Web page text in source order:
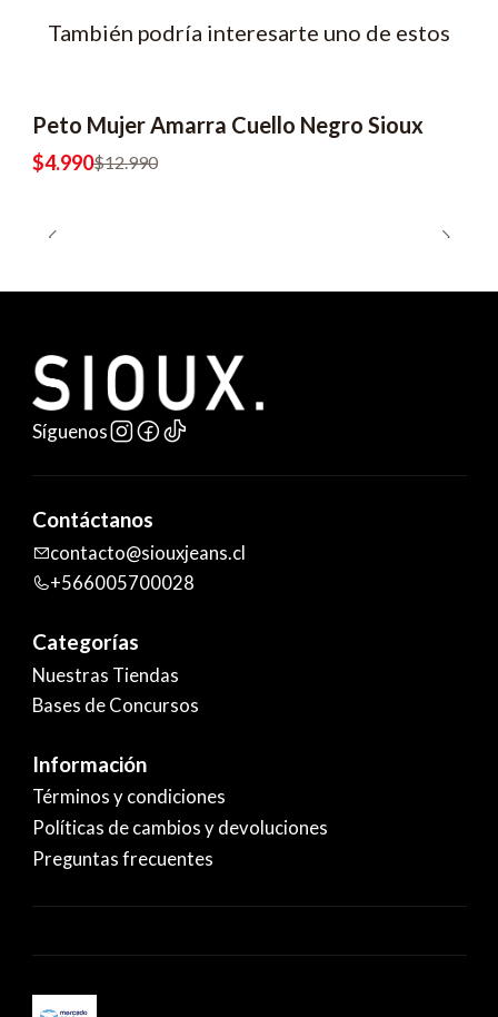
También podría interesarte uno de estos
-62% OFF
2x6990
Peto Mujer Amarra Cuello Negro Sioux
$4.990$12.990
Síguenos
Contáctanos
contacto@siouxjeans.cl
+566005700028
Categorías
Nuestras Tiendas
Bases de Concursos
Información
Términos y condiciones
Políticas de cambios y devoluciones
Preguntas frecuentes